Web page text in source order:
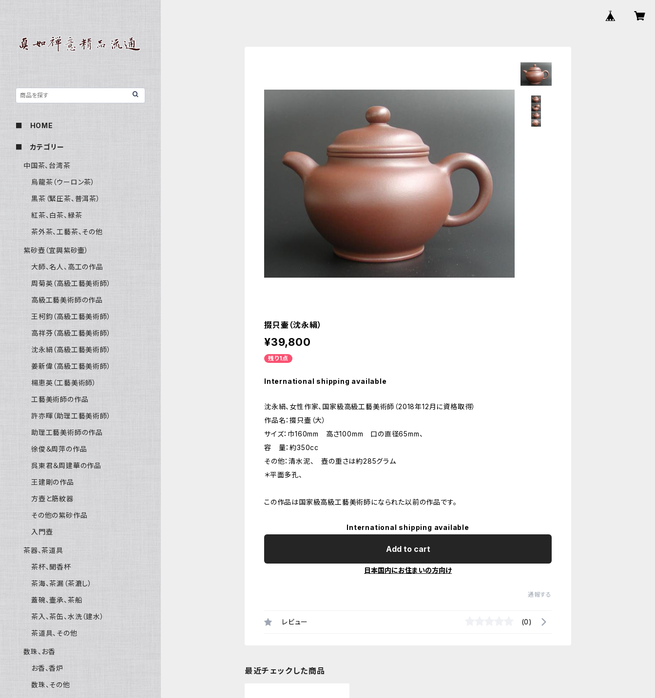
掇只壷（沈永絹）
¥39,800
残り1点
International shipping available
沈永絹、女性作家、国家級高級工藝美術師（2018年12月に資格取得）
作品名：掇只壷（大）
サイズ：巾160mm 高さ100mm 口の直径65mm、
容 量：約350cc
その他：清水泥、 壺の重さは約285グラム
＊平面多孔、
この作品は国家級高級工藝美術師になられた以前の作品です。
International shipping available
Add to cart
日本国内にお住まいの方向け
通報する
レビュー (0)
最近チェックした商品
■ HOME
■ カテゴリー
中国茶、台湾茶
烏龍茶（ウーロン茶）
黒茶（緊圧茶、普洱茶）
紅茶、白茶、緑茶
茶外茶、工藝茶、その他
紫砂壺（宜興紫砂壷）
大師、名人、高工の作品
周菊英（高級工藝美術師）
高級工藝美術師の作品
王柯鈞（高級工藝美術師）
高祥芬（高級工藝美術師）
沈永絹（高級工藝美術師）
姜新偉（高級工藝美術師）
楊恵英（工藝美術師）
工藝美術師の作品
許亦暉（助理工藝美術師）
助理工藝美術師の作品
徐俊＆周萍の作品
呉東君＆周建華の作品
王建剛の作品
方壺と筋紋器
その他の紫砂作品
入門壺
茶器、茶道具
茶杯、聞香杯
茶海、茶漏（茶漉し）
蓋碗、壷承、茶船
茶入、茶缶、水洗（建水）
茶道具、その他
数珠、お香
お香、香炉
数珠、その他